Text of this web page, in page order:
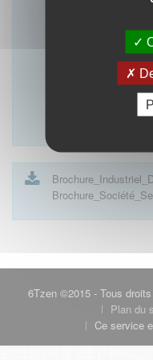
articles L.1453-12
Lien vers
Si vous souhaitez
vous invitons à
idahe2-crea-
6Tzen ©2015 - Tous
Plan du
Ce service